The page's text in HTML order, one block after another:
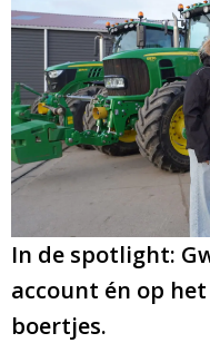
In de spotlight:
account én op
boertjes.
r
a
t
i
v